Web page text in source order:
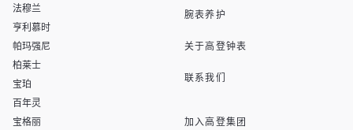
法穆兰
亨利慕时
帕玛强尼
柏莱士
宝珀
百年灵
宝格丽
腕表养护
关于高登钟表
联系我们
加入高登集团